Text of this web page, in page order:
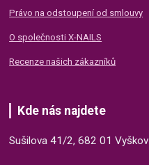
Právo na odstoupení od smlouvy
O společnosti X-NAILS
Recenze našich zákazníků
Kde nás najdete
Sušilova 41/2, 682 01 Vyškov